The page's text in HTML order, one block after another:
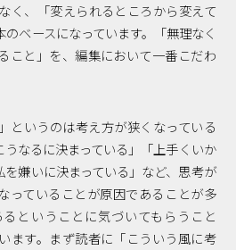
く、「変えられるところから変えて
ベースになっています。「無理なく
こと」を、編集において一番こだわ
というのは考え方が狭くなっている
うなるに決まっている」「上手くいか
嫌いに決まっている」など、思考が
っていることが原因であることが多
ということに気づいてもらうこと
ます。まず読者に「こういう風に考